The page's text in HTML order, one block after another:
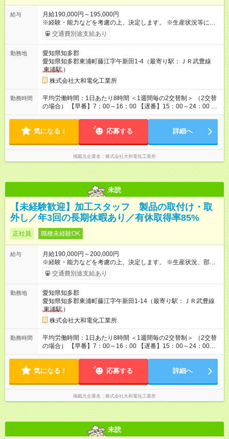
給与
月給190,000円～195,000円
※経験・能力などを考慮の上、決定します。 ※生産状況等によっ
て異なりますが、残業は全社平均で月20時間程度です。 残業
が発生した場合は全額支給します。 ※試用期間は2ヶ月で、条件
（34,650円）を追加で支給いたします。 【試用期間】試用期間
あり 試用期間の長さ：2ヶ月 雇用形態、給与は本採用時と同じ
です。
交通費別途支給あり
勤務地
愛知県知多郡
愛知県知多郡東浦町藤江字午新田1-4（最寄り駅：ＪＲ武豊線
東浦駅 ）
株式会社大和電化工業所
勤務時間
平均労働時間：1日あたり8時間 ＜1週間毎の2交替制＞ （2交替
の場合） 【早番】7：00～16：00 【遅番】15：00～24：00 ※
実働8時間・休憩1時間です。 ※仕事に慣れるまでは、8：30～
す。 平均労働時間：1日あたり8時間 ＜1週間毎の2交替制＞ （2
00 ※実働8時間・休憩1時間です。 ※仕事に慣れるまでは、8：
30～17：30の通常勤務となります。 ※残業は月平均20時間程度
です。
気になる！ 応募する 詳細へ
掲載元企業名 株式会社大和電化工業所
未読
【未経験歓迎】加工スタッフ 製品の取付け・取
外し／年3回の長期休暇あり／有休取得率85%
正社員 職種未経験OK
給与
月給190,000円～200,000円
※経験・能力などを考慮の上、決定します。 ※生産状況、部署等
によって異なりますが、残業は全社平均で月20時間程度です。
残業が発生した場合は全額支給します。 ※試用期間は2ヶ月
替手当（34,650円）を追加で支給いたします。 【試用期間】試
用期間あり 試用期間の長さ：2ヶ月 雇用形態、給与は本採用時
と同じです。
交通費別途支給あり
勤務地
愛知県知多郡
愛知県知多郡東浦町藤江字午新田1-14（最寄り駅：ＪＲ武豊線
東浦駅 ）
株式会社大和電化工業所
勤務時間
平均労働時間：1日あたり8時間 ＜1週間毎の2交替制＞ （2交替
の場合） 【早番】7：00～16：00 【遅番】15：00～24：00
【夜勤】22：00～翌7：00 上記時間帯の内2つを週交替で勤務し
では、8：30～17：30の通常勤務となります ※残業は月平均20
制＞ （2交替の場合） 【早番】7：00～16：00 【遅番】15：00
～24：00 【夜勤】22：00～翌7：00 上記時間帯の内2つを週交
替で勤務していただきます ※実働8時間・休憩1時間です ※仕事
気になる！ 応募する 詳細へ
掲載元企業名 株式会社大和電化工業所
未読